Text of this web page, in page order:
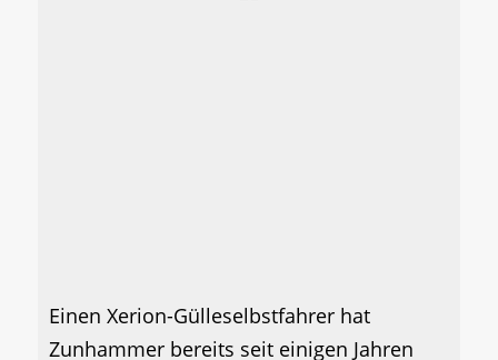
Einen Xerion-Gülleselbstfahrer hat
Zunhammer bereits seit einigen Jahren